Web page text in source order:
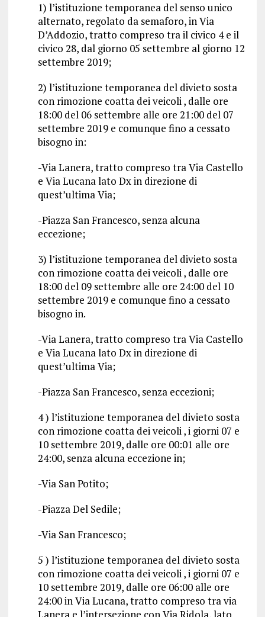
1) l’istituzione temporanea del senso unico
alternato, regolato da semaforo, in Via
D’Addozio, tratto compreso tra il civico 4 e il
civico 28, dal giorno 05 settembre al giorno 12
settembre 2019;
2) l’istituzione temporanea del divieto sosta
con rimozione coatta dei veicoli , dalle ore
18:00 del 06 settembre alle ore 21:00 del 07
settembre 2019 e comunque fino a cessato
bisogno in:
-Via Lanera, tratto compreso tra Via Castello
e Via Lucana lato Dx in direzione di
quest’ultima Via;
-Piazza San Francesco, senza alcuna
eccezione;
3) l’istituzione temporanea del divieto sosta
con rimozione coatta dei veicoli , dalle ore
18:00 del 09 settembre alle ore 24:00 del 10
settembre 2019 e comunque fino a cessato
bisogno in.
-Via Lanera, tratto compreso tra Via Castello
e Via Lucana lato Dx in direzione di
quest’ultima Via;
-Piazza San Francesco, senza eccezioni;
4 ) l’istituzione temporanea del divieto sosta
con rimozione coatta dei veicoli , i giorni 07 e
10 settembre 2019, dalle ore 00:01 alle ore
24:00, senza alcuna eccezione in;
-Via San Potito;
-Piazza Del Sedile;
-Via San Francesco;
5 ) l’istituzione temporanea del divieto sosta
con rimozione coatta dei veicoli , i giorni 07 e
10 settembre 2019, dalle ore 06:00 alle ore
24:00 in Via Lucana, tratto compreso tra via